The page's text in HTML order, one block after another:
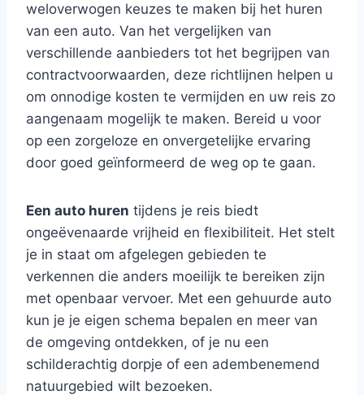
weloverwogen keuzes te maken bij het huren
van een auto. Van het vergelijken van
verschillende aanbieders tot het begrijpen van
contractvoorwaarden, deze richtlijnen helpen u
om onnodige kosten te vermijden en uw reis zo
aangenaam mogelijk te maken. Bereid u voor
op een zorgeloze en onvergetelijke ervaring
door goed geïnformeerd de weg op te gaan.
Een auto huren tijdens je reis biedt
ongeëvenaarde vrijheid en flexibiliteit. Het stelt
je in staat om afgelegen gebieden te
verkennen die anders moeilijk te bereiken zijn
met openbaar vervoer. Met een gehuurde auto
kun je je eigen schema bepalen en meer van
de omgeving ontdekken, of je nu een
schilderachtig dorpje of een adembenemend
natuurgebied wilt bezoeken.